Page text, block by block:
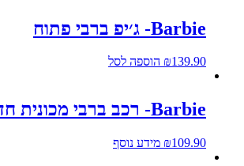
Barbie- ג׳יפ ברבי פתוח
₪139.90 הוספה לסל
Barbie- רכב ברבי מכונית חדשה
₪109.90 מידע נוסף